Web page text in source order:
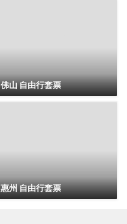
佛山 自由行套票
惠州 自由行套票